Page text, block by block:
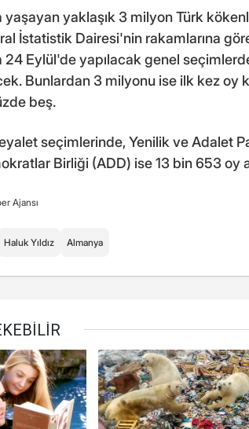
yaklaşık 3 milyon Türk
İstatistik Dairesi'nin rakamlarına
24 Eylül'de yapılacak genel
Bunlardan 3 milyonu ise ilk kez oy
beş.
seçimlerinde, Yenilik ve Adalet
Birliği (ADD) ise 13 bin 653 oy
Ajansı
Haluk Yıldız Almanya